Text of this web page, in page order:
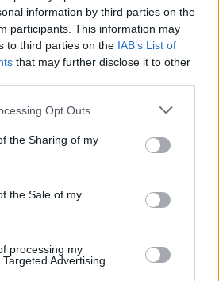
information by third parties on the
participants. This information may
to third parties on the IAB’s List of
that may further disclose it to other
app uses one or more Google
usage behaviour. You may click to
Google and its third-party tags to
specified purposes in below Google
Opt Outs
the Sharing of my
the Sale of my
processing my
Advertising.
εργαζόμενων που η
έφτανε 376.000 ευρώ.
της κυβέρνησης της ΝΔ,
Νοσοκομείου σε
Αυγούστου (όπου απουσίαζαν
ανέθεσε σε ιδιωτική εταιρεία
ευρώ – ποσό πολύ
θα κόστιζε η πρόσληψη
– και απέλυσε 37